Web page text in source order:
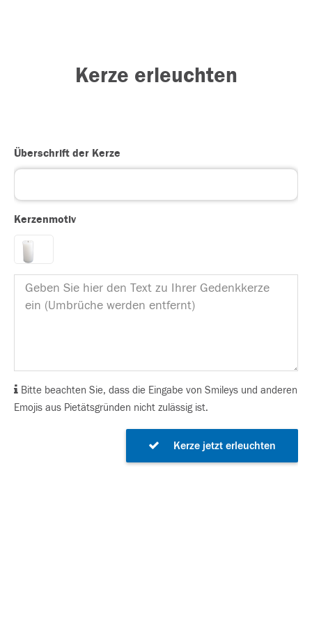
Kerze erleuchten
Überschrift der Kerze
Kerzenmotiv
Bitte beachten Sie, dass die Eingabe von Smileys und anderen
Emojis aus Pietätsgründen nicht zulässig ist.
Kerze jetzt erleuchten